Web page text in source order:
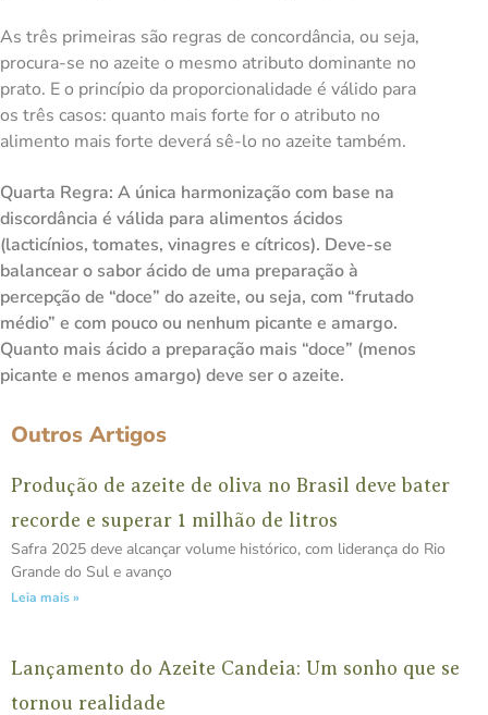
As três primeiras são regras de concordância, ou seja,
procura-se no azeite o mesmo atributo dominante no
prato. E o princípio da proporcionalidade é válido para
os três casos: quanto mais forte for o atributo no
alimento mais forte deverá sê-lo no azeite também.
Quarta Regra: A única harmonização com base na
discordância é válida para alimentos ácidos
(lacticínios, tomates, vinagres e cítricos). Deve-se
balancear o sabor ácido de uma preparação à
percepção de “doce” do azeite, ou seja, com “frutado
médio” e com pouco ou nenhum picante e amargo.
Quanto mais ácido a preparação mais “doce” (menos
picante e menos amargo) deve ser o azeite.
Outros Artigos
Produção de azeite de oliva no Brasil deve bater
recorde e superar 1 milhão de litros
Safra 2025 deve alcançar volume histórico, com liderança do Rio
Grande do Sul e avanço
Leia mais »
Lançamento do Azeite Candeia: Um sonho que se
tornou realidade